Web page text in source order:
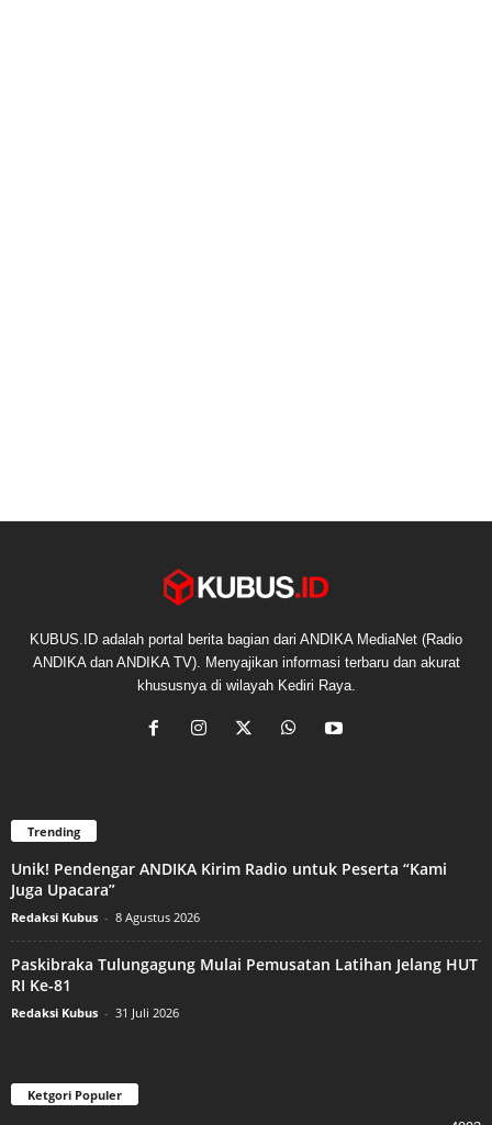
KUBUS.ID adalah portal berita bagian dari ANDIKA MediaNet (Radio
ANDIKA dan ANDIKA TV). Menyajikan informasi terbaru dan akurat
khususnya di wilayah Kediri Raya.
Trending
Unik! Pendengar ANDIKA Kirim Radio untuk Peserta “Kami
Juga Upacara”
Redaksi Kubus - 8 Agustus 2026
Paskibraka Tulungagung Mulai Pemusatan Latihan Jelang HUT
RI Ke-81
Redaksi Kubus - 31 Juli 2026
Ketgori Populer